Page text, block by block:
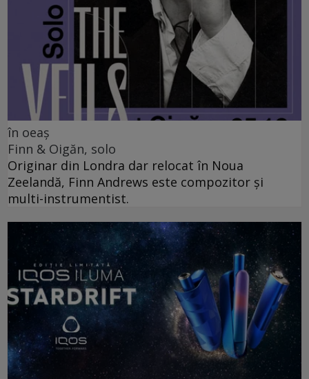
în oeaș
Finn & Oigăn, solo
Originar din Londra dar relocat în Noua
Zeelandă, Finn Andrews este compozitor și
multi-instrumentist.